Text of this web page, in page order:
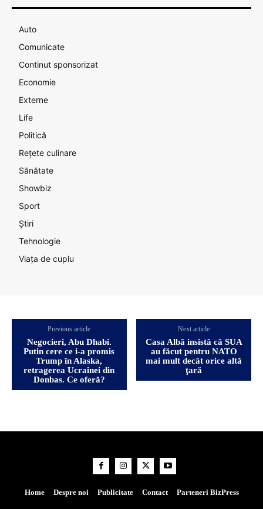
Auto
Comunicate
Continut sponsorizat
Economie
Externe
Life
Politică
Rețete culinare
Sănătate
Showbiz
Sport
Știri
Tehnologie
Viața de cuplu
Previous article
Negocieri, Abu Dhabi.
Putin cere ce i-a promis
Trump în Alaska,
retragerea Ucrainei din
Donbas. Ce oferă?
Next article
Casa Albă insistă că SUA
au făcut pentru NATO
mai mult decât orice altă
ţară
Home Despre noi Publicitate Contact Parteneri BizPress